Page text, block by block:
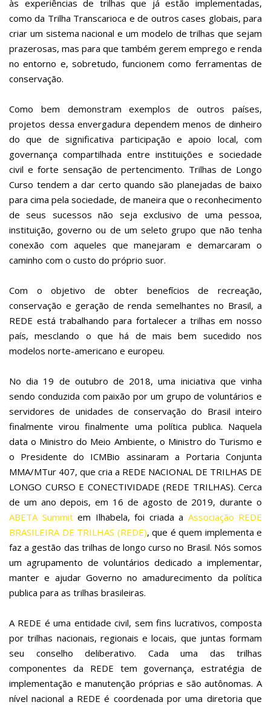
às experiências de trilhas que já estão implementadas,
como da Trilha Transcarioca e de outros cases globais, para
criar um sistema nacional e um modelo de trilhas que sejam
prazerosas, mas para que também gerem emprego e renda
no entorno e, sobretudo, funcionem como ferramentas de
conservação.
Como bem demonstram exemplos de outros países,
projetos dessa envergadura dependem menos de dinheiro
do que de significativa participação e apoio local, com
governança compartilhada entre instituições e sociedade
civil e forte sensação de pertencimento. Trilhas de Longo
Curso tendem a dar certo quando são planejadas de baixo
para cima pela sociedade, de maneira que o reconhecimento
de seus sucessos não seja exclusivo de uma pessoa,
instituição, governo ou de um seleto grupo que não tenha
conexão com aqueles que manejaram e demarcaram o
caminho com o custo do próprio suor.
Com o objetivo de obter benefícios de recreação,
conservação e geração de renda semelhantes no Brasil, a
REDE está trabalhando para fortalecer a trilhas em nosso
país, mesclando o que há de mais bem sucedido nos
modelos norte-americano e europeu.
No dia 19 de outubro de 2018, uma iniciativa que vinha
sendo conduzida com paixão por um grupo de voluntários e
servidores de unidades de conservação do Brasil inteiro
finalmente virou finalmente uma política publica. Naquela
data o Ministro do Meio Ambiente, o Ministro do Turismo e
o Presidente do ICMBio assinaram a Portaria Conjunta
MMA/MTur 407, que cria a REDE NACIONAL DE TRILHAS DE
LONGO CURSO E CONECTIVIDADE (REDE TRILHAS). Cerca
de um ano depois, em 16 de agosto de 2019, durante o
ABETA Summitem Ilhabela, foi criada a Associação REDE
BRASILEIRA DE TRILHAS (REDE), que é quem implementa e
faz a gestão das trilhas de longo curso no Brasil. Nós somos
um agrupamento de voluntários dedicado a implementar,
manter e ajudar Governo no amadurecimento da política
publica para as trilhas brasileiras.
A REDE é uma entidade civil, sem fins lucrativos, composta
por trilhas nacionais, regionais e locais, que juntas formam
seu conselho deliberativo. Cada uma das trilhas
componentes da REDE tem governança, estratégia de
implementação e manutenção próprias e são autônomas. A
nível nacional a REDE é coordenada por uma diretoria que